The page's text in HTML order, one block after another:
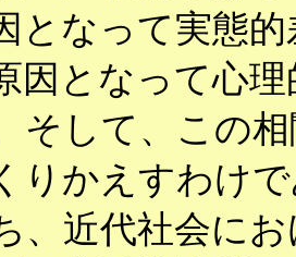
となって実態
因となって心
そして、この
りかえすわけ
、近代社会に